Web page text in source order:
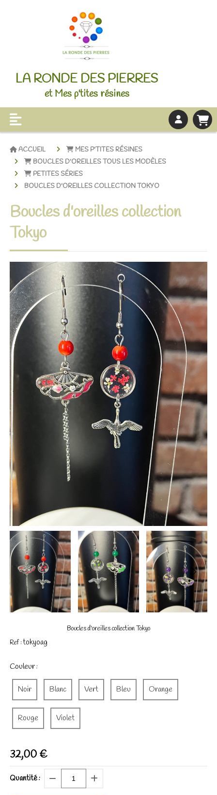
LA RONDE DES PIERRES
et Mes p'tites résines
ACCUEIL
MES P'TITES RÉSINES
BOUCLES D'OREILLES TOUS LES MODÈLES
PETITES SÉRIES
BOUCLES D'OREILLES COLLECTION TOKYO
Boucles d'oreilles collection
Tokyo
Boucles d'oreilles collection Tokyo
Ref :tokyoag
Couleur :
Noir Blanc Vert Bleu Orange
Rouge Violet
32,00 €
Quantité :